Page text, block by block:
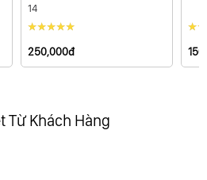
14
250,000đ
Từ Khách Hàng